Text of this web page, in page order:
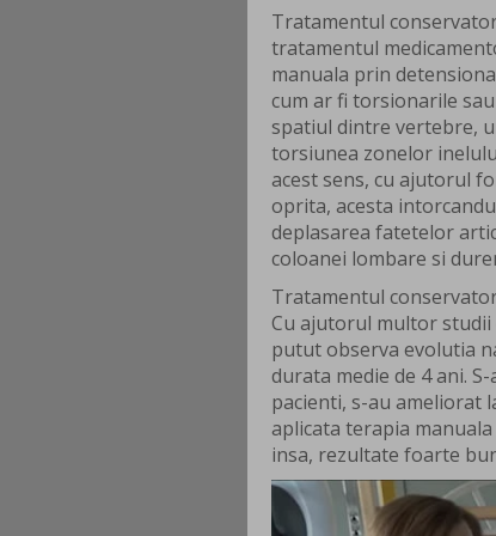
Tratamentul
tratamentul
manuala prin
cum ar fi torsionarile
spatiul dintre vertebre,
torsiunea zonelor
acest sens, cu ajutorul
oprita, acesta
deplasarea fatetelor
coloanei lombare si
Tratamentul
Cu ajutorul multor
putut observa evolutia
durata medie de 4 ani.
pacienti, s-au ameliorat
aplicata terapia
insa, rezultate foarte